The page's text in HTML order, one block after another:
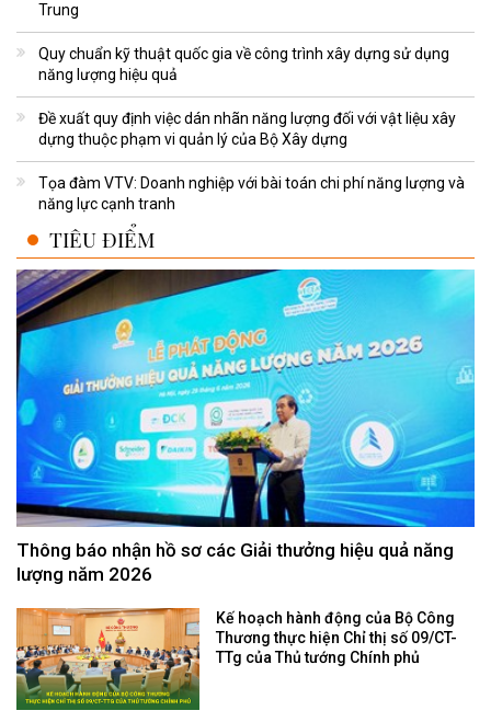
Trung
Quy chuẩn kỹ thuật quốc gia về công trình xây dựng sử dụng
năng lượng hiệu quả
Đề xuất quy định việc dán nhãn năng lượng đối với vật liệu xây
dựng thuộc phạm vi quản lý của Bộ Xây dựng
Tọa đàm VTV: Doanh nghiệp với bài toán chi phí năng lượng và
năng lực cạnh tranh
TIÊU ĐIỂM
Thông báo nhận hồ sơ các Giải thưởng hiệu quả năng
lượng năm 2026
Kế hoạch hành động của Bộ Công
Thương thực hiện Chỉ thị số 09/CT-
TTg của Thủ tướng Chính phủ